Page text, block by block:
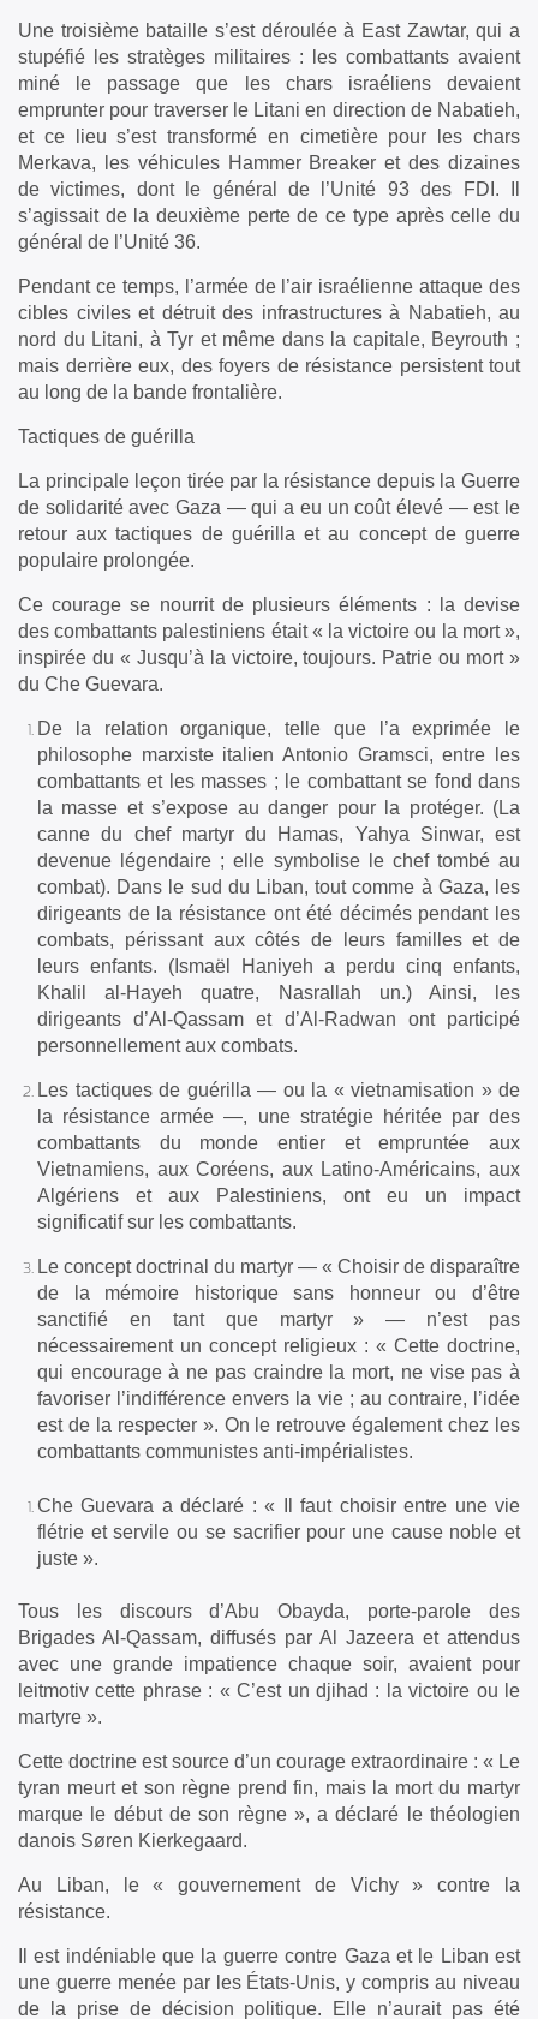
Une troisième bataille s’est déroulée à East Zawtar, qui a
stupéfié les stratèges militaires : les combattants avaient
miné le passage que les chars israéliens devaient
emprunter pour traverser le Litani en direction de Nabatieh,
et ce lieu s’est transformé en cimetière pour les chars
Merkava, les véhicules Hammer Breaker et des dizaines
de victimes, dont le général de l’Unité 93 des FDI. Il
s’agissait de la deuxième perte de ce type après celle du
général de l’Unité 36.
Pendant ce temps, l’armée de l’air israélienne attaque des
cibles civiles et détruit des infrastructures à Nabatieh, au
nord du Litani, à Tyr et même dans la capitale, Beyrouth ;
mais derrière eux, des foyers de résistance persistent tout
au long de la bande frontalière.
Tactiques de guérilla
La principale leçon tirée par la résistance depuis la Guerre
de solidarité avec Gaza — qui a eu un coût élevé — est le
retour aux tactiques de guérilla et au concept de guerre
populaire prolongée.
Ce courage se nourrit de plusieurs éléments : la devise
des combattants palestiniens était « la victoire ou la mort »,
inspirée du « Jusqu’à la victoire, toujours. Patrie ou mort »
du Che Guevara.
De la relation organique, telle que l’a exprimée le
philosophe marxiste italien Antonio Gramsci, entre les
combattants et les masses ; le combattant se fond dans
la masse et s’expose au danger pour la protéger. (La
canne du chef martyr du Hamas, Yahya Sinwar, est
devenue légendaire ; elle symbolise le chef tombé au
combat). Dans le sud du Liban, tout comme à Gaza, les
dirigeants de la résistance ont été décimés pendant les
combats, périssant aux côtés de leurs familles et de
leurs enfants. (Ismaël Haniyeh a perdu cinq enfants,
Khalil al-Hayeh quatre, Nasrallah un.) Ainsi, les
dirigeants d’Al-Qassam et d’Al-Radwan ont participé
personnellement aux combats.
Les tactiques de guérilla — ou la « vietnamisation » de
la résistance armée —, une stratégie héritée par des
combattants du monde entier et empruntée aux
Vietnamiens, aux Coréens, aux Latino-Américains, aux
Algériens et aux Palestiniens, ont eu un impact
significatif sur les combattants.
Le concept doctrinal du martyr — « Choisir de disparaître
de la mémoire historique sans honneur ou d’être
sanctifié en tant que martyr » — n’est pas
nécessairement un concept religieux : « Cette doctrine,
qui encourage à ne pas craindre la mort, ne vise pas à
favoriser l’indifférence envers la vie ; au contraire, l’idée
est de la respecter ». On le retrouve également chez les
combattants communistes anti-impérialistes.
Che Guevara a déclaré : « Il faut choisir entre une vie
flétrie et servile ou se sacrifier pour une cause noble et
juste ».
Tous les discours d’Abu Obayda, porte-parole des
Brigades Al-Qassam, diffusés par Al Jazeera et attendus
avec une grande impatience chaque soir, avaient pour
leitmotiv cette phrase : « C’est un djihad : la victoire ou le
martyre ».
Cette doctrine est source d’un courage extraordinaire : « Le
tyran meurt et son règne prend fin, mais la mort du martyr
marque le début de son règne », a déclaré le théologien
danois Søren Kierkegaard.
Au Liban, le « gouvernement de Vichy » contre la
résistance.
Il est indéniable que la guerre contre Gaza et le Liban est
une guerre menée par les États-Unis, y compris au niveau
de la prise de décision politique. Elle n’aurait pas été